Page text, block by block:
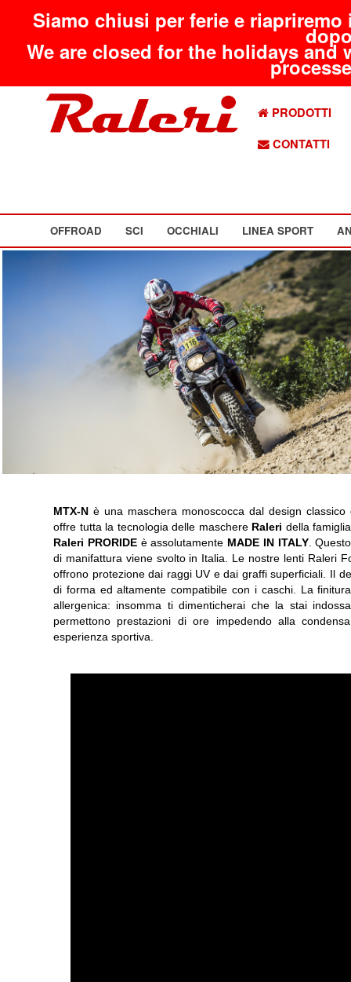
Siamo chiusi per ferie e
We are closed for the holidays
PRODOTTI
CONTATTI
OFFROAD SCI OCCHIALI LINEA SPORT
MTX-N è una maschera monoscocca dal design
offre tutta la tecnologia delle maschere Raleri della
Raleri PRORIDEè assolutamente MADE IN ITALY.
di manifattura viene svolto in Italia. Le nostre lenti Raleri
offrono protezione dai raggi UV e dai graffi superficiali. Il
di forma ed altamente compatibile con i caschi. La
allergenica: insomma ti dimenticherai che la stai
permettono prestazioni di ore impedendo alla
esperienza sportiva.